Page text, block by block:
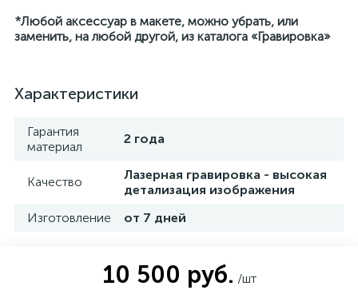
*Любой аксессуар в макете, можно убрать, или
заменить, на любой другой, из каталога «Гравировка»
Характеристики
Гарантия
материал
2 года
Качество
Лазерная гравировка - высокая
детализация изображения
Изготовление
от 7 дней
10 500 руб. /шт